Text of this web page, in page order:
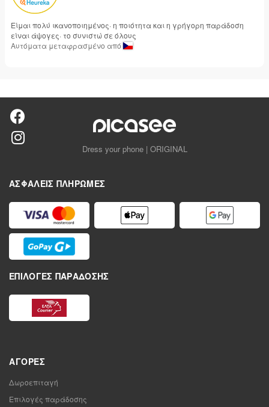
Είμαι πολύ ικανοποιημένος· η ποιότητα και η γρήγορη παράδοση
είναι άψογες· το συνιστώ σε όλους
Αυτόματα μεταφρασμένο από
Dress your phone | ORIGINAL
ΑΣΦΑΛΕΊΣ ΠΛΗΡΩΜΈΣ
ΕΠΙΛΟΓΈΣ ΠΑΡΆΔΟΣΗΣ
ΑΓΟΡΈΣ
Δωροεπιταγή
Επιλογές παράδοσης